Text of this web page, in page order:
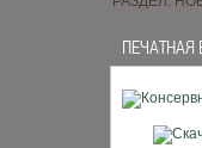
ПЕЧАТНАЯ